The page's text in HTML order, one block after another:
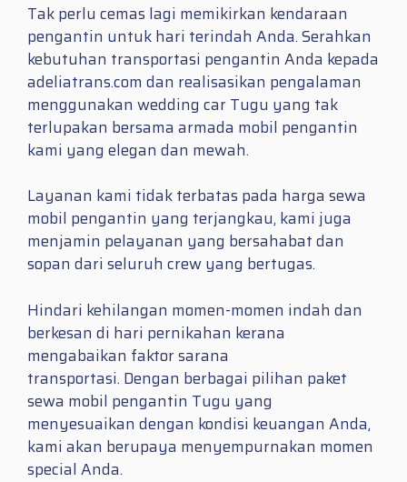
Tak perlu cemas lagi memikirkan kendaraan
pengantin untuk hari terindah Anda. Serahkan
kebutuhan transportasi pengantin Anda kepada
adeliatrans.com dan realisasikan pengalaman
menggunakan wedding car Tugu yang tak
terlupakan bersama armada mobil pengantin
kami yang elegan dan mewah.
Layanan kami tidak terbatas pada harga sewa
mobil pengantin yang terjangkau, kami juga
menjamin pelayanan yang bersahabat dan
sopan dari seluruh crew yang bertugas.
Hindari kehilangan momen-momen indah dan
berkesan di hari pernikahan kerana
mengabaikan faktor sarana
transportasi. Dengan berbagai pilihan paket
sewa mobil pengantin Tugu yang
menyesuaikan dengan kondisi keuangan Anda,
kami akan berupaya menyempurnakan momen
special Anda.